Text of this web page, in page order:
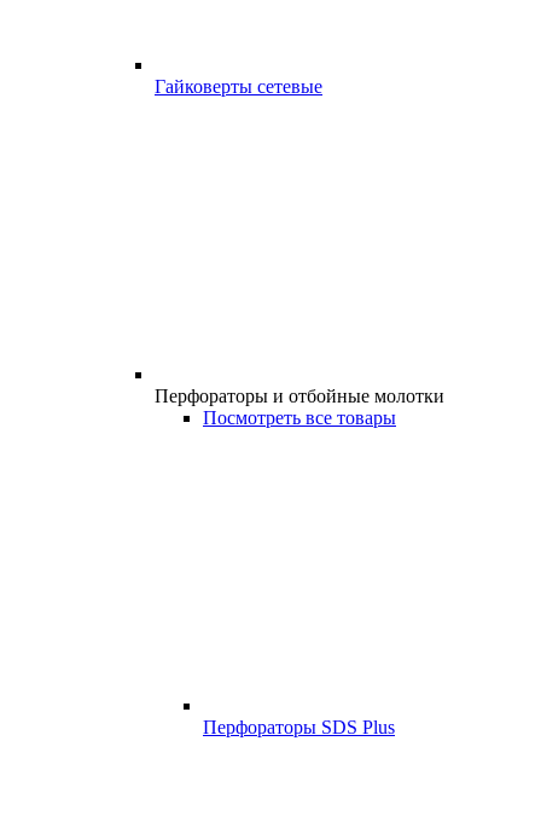
Гайковерты сетевые
Перфораторы и отбойные молотки
Посмотреть все товары
Перфораторы SDS Plus